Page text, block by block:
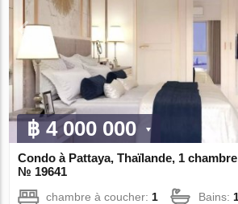
฿ 4 000 000
Condo à Pattaya, Thaïlande, 1
№ 19641
chambre à coucher: 1 Bains: